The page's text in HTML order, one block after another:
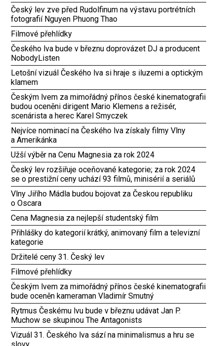
Český lev zve před Rudolfinum na výstavu portrétních
fotografií Nguyen Phuong Thao
Filmové přehlídky
Českého lva bude v březnu doprovázet DJ a producent
NobodyListen
Letošní vizuál Českého lva si hraje s iluzemi a optickým
klamem
Českým lvem za mimořádný přínos české kinematografii
budou oceněni dirigent Mario Klemens a režisér,
scenárista a herec Karel Smyczek
Nejvíce nominací na Českého lva získaly filmy Vlny
a Amerikánka
Užší výběr na Cenu Magnesia za rok 2024
Český lev rozšiřuje oceňované kategorie; za rok 2024
se o prestižní ceny uchází 93 filmů, minisérií a seriálů
Vlny Jiřího Mádla budou bojovat za Českou republiku
o Oscara
Cena Magnesia za nejlepší studentský film
Přihlášky do kategorií krátký, animovaný film a televizní
kategorie
Držitelé ceny 31. Český lev
Filmové přehlídky
Českým lvem za mimořádný přínos české kinematografii
bude oceněn kameraman Vladimír Smutný
Rytmus Českému lvu bude v březnu udávat Jan P.
Muchow se skupinou The Antagonists
Vizuál 31. Českého lva sází na minimalismus a hru se